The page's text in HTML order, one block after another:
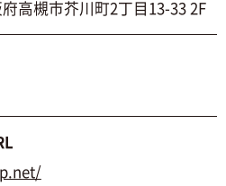
高槻市芥川町2丁目13-33 2F